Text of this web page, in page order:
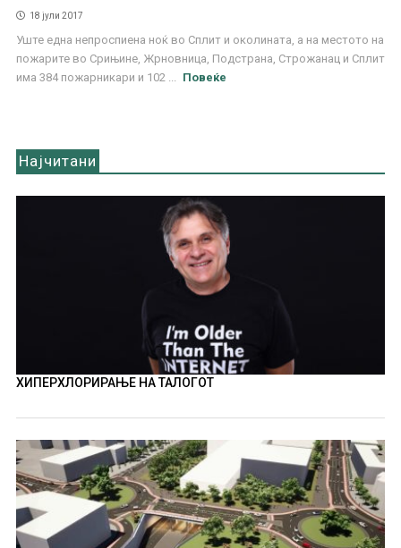
18 јули 2017
Уште една непроспиена ноќ во Сплит и околината, а на местото на
пожарите во Срињине, Жрновница, Подстрана, Строжанац и Сплит
има 384 пожарникари и 102 ...
Повеќе
Најчитани
ХИПЕРХЛОРИРАЊЕ НА ТАЛОГОТ